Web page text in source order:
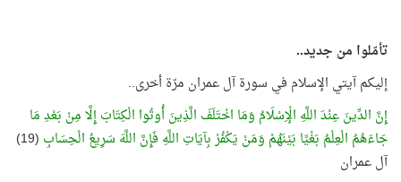
تأمّلوا من جديد..
إليكم آيتي الإسلام في سورة آل عمران مرّة أخرى..
إِنَّ الدِّينَ عِنْدَ اللَّهِ الْإِسْلَامُ وَمَا اخْتَلَفَ الَّذِينَ أُوتُوا الْكِتَابَ إِلَّا مِنْ بَعْدِ مَا
جَاءَهُمُ الْعِلْمُ بَغْيًا بَيْنَهُمْ وَمَنْ يَكْفُرْ بِآيَاتِ اللَّهِ فَإِنَّ اللَّهَ سَرِيعُ الْحِسَابِ
(19)
آل عمران